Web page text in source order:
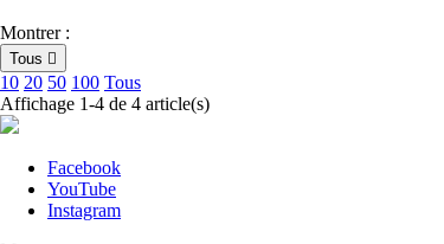
Montrer :
Tous 
10 20 50 100 Tous
Affichage 1-4 de 4 article(s)
Facebook
YouTube
Instagram